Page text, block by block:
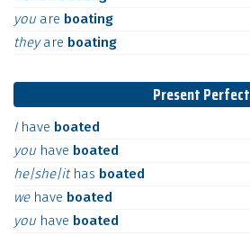
you are boating
theyare boating
Present Perfect
I have boated
you have boated
he|she|it has boated
we have boated
you have boated